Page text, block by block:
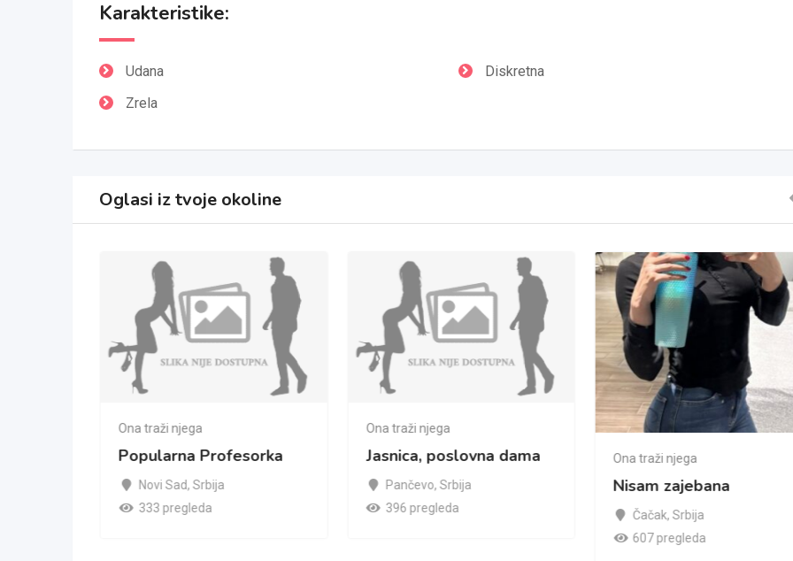
Karakteristike:
Udana
Diskretna
Zrela
Oglasi iz tvoje okoline
Ona traži njega
Popularna Profesorka
Novi Sad, Srbija
333 pregleda
Ona traži njega
Jasnica, poslovna dama
Pančevo, Srbija
396 pregleda
Ona traži njega
Nisam zajebana
Čačak, Srbija
607 pregleda